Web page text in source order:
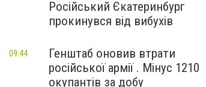
Російський Єкатеринбург
прокинувся від вибухів
Генштаб оновив втрати
російської армії . Мінус 1210
окупантів за добу
09:44